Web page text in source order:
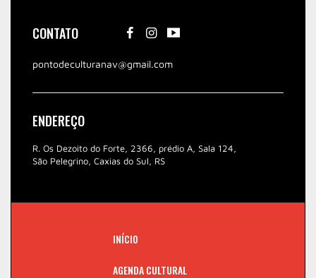
CONTATO
pontodeculturanav@gmail.com
ENDEREÇO
R. Os Dezoito do Forte, 2366, prédio A, Sala 124,
São Pelegrino, Caxias do Sul, RS
INÍCIO
AGENDA CULTURAL